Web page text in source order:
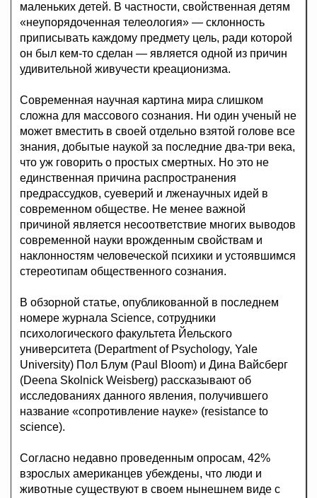
маленьких детей. В частности, свойственная детям
«неупорядоченная телеология» — склонность
приписывать каждому предмету цель, ради которой
он был кем-то сделан — является одной из причин
удивительной живучести креационизма.
Современная научная картина мира слишком
сложна для массового сознания. Ни один ученый не
может вместить в своей отдельно взятой голове все
знания, добытые наукой за последние два-три века,
что уж говорить о простых смертных. Но это не
единственная причина распространения
предрассудков, суеверий и лженаучных идей в
современном обществе. Не менее важной
причиной является несоответствие многих выводов
современной науки врожденным свойствам и
наклонностям человеческой психики и устоявшимся
стереотипам общественного сознания.
В обзорной статье, опубликованной в последнем
номере журнала Science, сотрудники
психологического факультета Йельского
университета (Department of Psychology, Yale
University) Пол Блум (Paul Bloom) и Дина Вайсберг
(Deena Skolnick Weisberg) рассказывают об
исследованиях данного явления, получившего
название «сопротивление науке» (resistance to
science).
Согласно недавно проведенным опросам, 42%
взрослых американцев убеждены, что люди и
животные существуют в своем нынешнем виде с